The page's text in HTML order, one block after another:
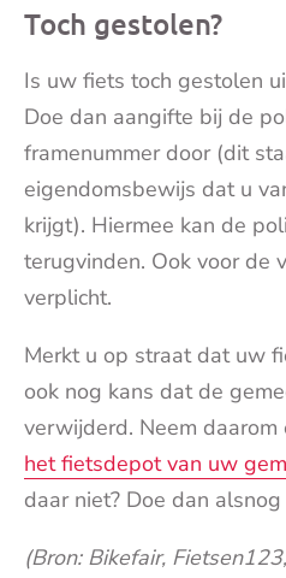
Toch gestolen?
Is uw fiets toch gestolen
Doe dan aangifte bij de
framenummer door (dit
eigendomsbewijs dat u
krijgt). Hiermee kan de
terugvinden. Ook voor de
verplicht.
Merkt u op straat dat uw
ook nog kans dat de
verwijderd. Neem
het fietsdepot van uw
daar niet? Doe dan
(Bron: Bikefair,